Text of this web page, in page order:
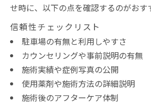
せ時に、以下の点を確認するのがおす
信頼性チェックリスト
駐車場の有無と利用しやすさ
カウンセリングや事前説明の有無
施術実績や症例写真の公開
使用薬剤や施術方法の詳細説明
施術後のアフターケア体制